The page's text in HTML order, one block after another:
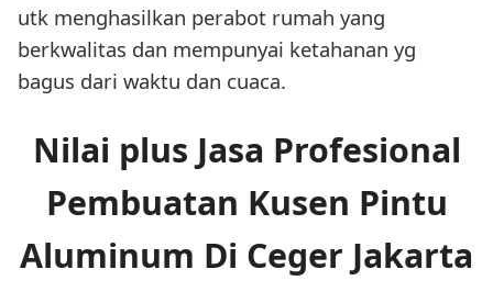
utk menghasilkan perabot rumah yang
berkwalitas dan mempunyai ketahanan yg
bagus dari waktu dan cuaca.
Nilai plus Jasa Profesional
Pembuatan Kusen Pintu
Aluminum Di Ceger Jakarta